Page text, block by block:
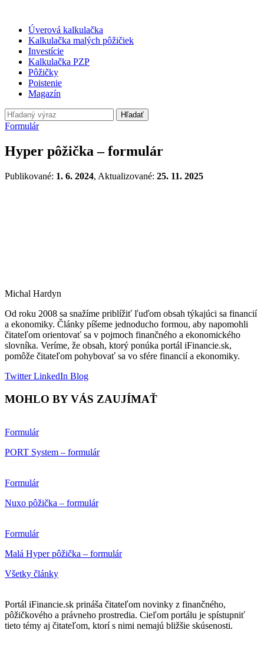
Úverová kalkulačka
Kalkulačka malých pôžičiek
Investície
Kalkulačka PZP
Pôžičky
Poistenie
Magazín
Hľadať
Formulár
Hyper pôžička – formulár
Publikované: 1. 6. 2024, Aktualizované: 25. 11. 2025
Michal Hardyn
Od roku 2008 sa snažíme priblížiť ľuďom obsah týkajúci sa financií
a ekonomiky. Články píšeme jednoducho formou, aby napomohli
čitateľom orientovať sa v pojmoch finančného a ekonomického
slovníka. Veríme, že obsah, ktorý ponúka portál iFinancie.sk,
pomôže čitateľom pohybovať sa vo sfére financií a ekonomiky.
TwitterLinkedIn Blog
MOHLO BY VÁS ZAUJÍMAŤ
Formulár
PORT System – formulár
Formulár
Nuxo pôžička – formulár
Formulár
Malá Hyper pôžička – formulár
Všetky články
Portál iFinancie.sk prináša čitateľom novinky z finančného,
pôžičkového a právneho prostredia. Cieľom portálu je spístupniť
tieto témy aj čitateľom, ktorí s nimi nemajú bližšie skúsenosti.